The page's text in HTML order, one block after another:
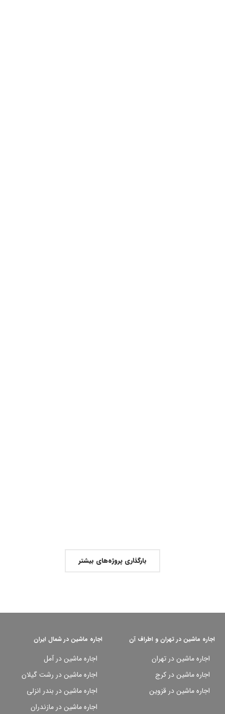
بارگذاری پروژه‌های بیشتر
اجاره ماشین در تهران و اطراف آن
اجاره ماشین در تهران
اجاره ماشین در کرج
اجاره ماشین در قزوین
اجاره ماشین در شمال ایران
اجاره ماشین در آمل
اجاره ماشین در رشت گیلان
اجاره ماشین در بندر انزلی
اجاره ماشین در مازندران